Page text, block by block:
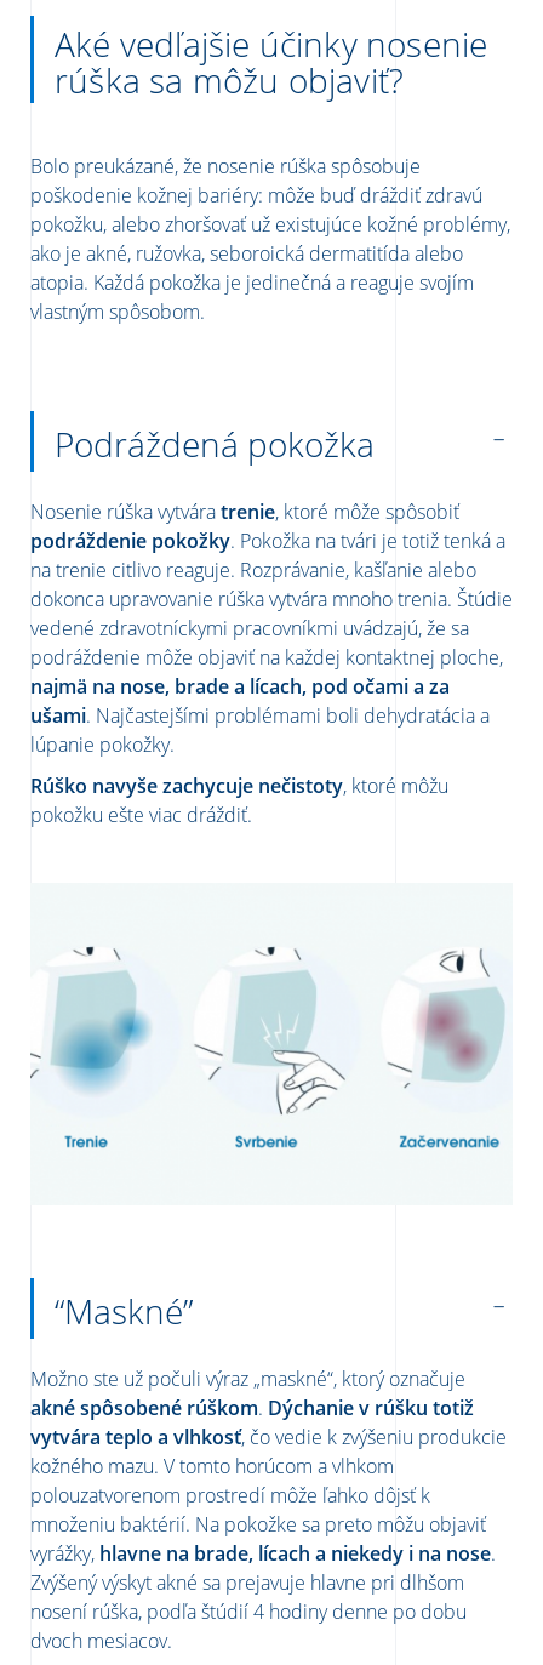
Aké vedľajšie účinky nosenie
rúška sa môžu objaviť?
Bolo preukázané, že nosenie rúška spôsobuje
poškodenie kožnej bariéry: môže buď dráždiť zdravú
pokožku, alebo zhoršovať už existujúce kožné problémy,
ako je akné, ružovka, seboroická dermatitída alebo
atopia. Každá pokožka je jedinečná a reaguje svojím
vlastným spôsobom.
Podráždená pokožka
Nosenie rúška vytváratrenie, ktoré môže spôsobiť
podráždenie pokožky. Pokožka na tvári je totiž tenká a
na trenie citlivo reaguje. Rozprávanie, kašľanie alebo
dokonca upravovanie rúška vytvára mnoho trenia. Štúdie
vedené zdravotníckymi pracovníkmi uvádzajú, že sa
podráždenie môže objaviť na každej kontaktnej ploche,
najmä na nose, brade a lícach, pod očami a za
ušami. Najčastejšími problémami boli dehydratácia a
lúpanie pokožky.
Rúško navyše ​​zachycuje nečistoty, ktoré môžu
pokožku ešte viac dráždiť.
“Maskné”
Možno ste už počuli výraz „maskné“, ktorý označuje
akné spôsobené rúškom. Dýchanie v rúšku totiž
vytvára teplo a vlhkosť, čo vedie k zvýšeniu produkcie
kožného mazu. V tomto horúcom a vlhkom
polouzatvorenom prostredí môže ľahko dôjsť k
množeniu baktérií. Na pokožke sa preto môžu objaviť
vyrážky, hlavne na brade, lícach a niekedy i na nose.
Zvýšený výskyt akné sa prejavuje hlavne pri dlhšom
nosení rúška, podľa štúdií 4 hodiny denne po dobu
dvoch mesiacov.